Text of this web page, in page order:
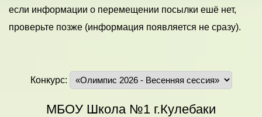
если информации о перемещении посылки ешё нет,
проверьте позже (информация появляется не сразу).
Конкурс:
МБОУ Школа №1 г.Кулебаки